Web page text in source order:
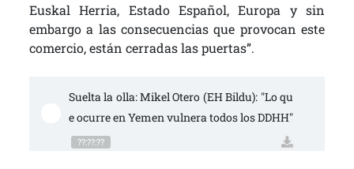
Euskal Herria, Estado Español, Europa y sin
embargo a las consecuencias que provocan este
comercio, están cerradas las puertas”.
Suelta la olla: Mikel Otero (EH Bildu): "Lo qu
e ocurre en Yemen vulnera todos los DDHH"
??:??:??